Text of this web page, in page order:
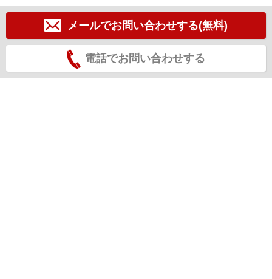
メールでお問い合わせする(無料)
電話でお問い合わせする